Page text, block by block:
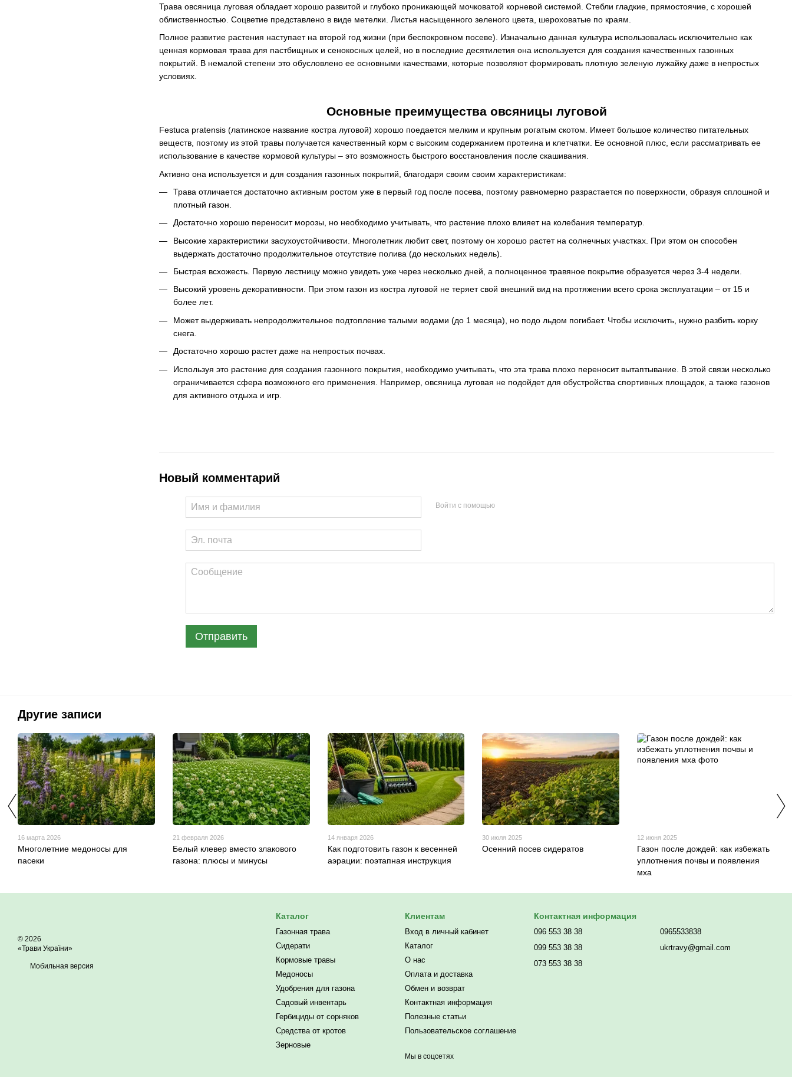
Трава овсяница луговая обладает хорошо развитой и глубоко проникающей мочковатой корневой системой. Стебли гладкие, прямостоячие, с хорошей
облиственностью. Соцветие представлено в виде метелки. Листья насыщенного зеленого цвета, шероховатые по краям.
Полное развитие растения наступает на второй год жизни (при беспокровном посеве). Изначально данная культура использовалась исключительно как
ценная кормовая трава для пастбищных и сенокосных целей, но в последние десятилетия она используется для создания качественных газонных
покрытий. В немалой степени это обусловлено ее основными качествами, которые позволяют формировать плотную зеленую лужайку даже в непростых
условиях.
Основные преимущества овсяницы луговой
Festuca pratensis (латинское название костра луговой) хорошо поедается мелким и крупным рогатым скотом. Имеет большое количество питательных
веществ, поэтому из этой травы получается качественный корм с высоким содержанием протеина и клетчатки. Ее основной плюс, если рассматривать ее
использование в качестве кормовой культуры – это возможность быстрого восстановления после скашивания.
Активно она используется и для создания газонных покрытий, благодаря своим своим характеристикам:
Трава отличается достаточно активным ростом уже в первый год после посева, поэтому равномерно разрастается по поверхности, образуя сплошной и
плотный газон.
Достаточно хорошо переносит морозы, но необходимо учитывать, что растение плохо влияет на колебания температур.
Высокие характеристики засухоустойчивости. Многолетник любит свет, поэтому он хорошо растет на солнечных участках. При этом он способен
выдержать достаточно продолжительное отсутствие полива (до нескольких недель).
Быстрая всхожесть. Первую лестницу можно увидеть уже через несколько дней, а полноценное травяное покрытие образуется через 3-4 недели.
Высокий уровень декоративности. При этом газон из костра луговой не теряет свой внешний вид на протяжении всего срока эксплуатации – от 15 и
более лет.
Может выдерживать непродолжительное подтопление талыми водами (до 1 месяца), но подо льдом погибает. Чтобы исключить, нужно разбить корку
снега.
Достаточно хорошо растет даже на непростых почвах.
Используя это растение для создания газонного покрытия, необходимо учитывать, что эта трава плохо переносит вытаптывание. В этой связи несколько
ограничивается сфера возможного его применения. Например, овсяница луговая не подойдет для обустройства спортивных площадок, а также газонов
для активного отдыха и игр.
Новый комментарий
Войти с помощью
Отправить
Другие записи
16 марта 2026
Многолетние медоносы для
пасеки
21 февраля 2026
Белый клевер вместо злакового
газона: плюсы и минусы
14 января 2026
Как подготовить газон к весенней
аэрации: поэтапная инструкция
30 июля 2025
Осенний посев сидератов
12 июня 2025
Газон после дождей: как избежать
уплотнения почвы и появления
мха
© 2026
«Трави України»
Мобильная версия
Каталог
Газонная трава
Сидерати
Кормовые травы
Медоносы
Удобрения для газона
Садовый инвентарь
Гербициды от сорняков
Средства от кротов
Зерновые
Клиентам
Вход в личный кабинет
Каталог
О нас
Оплата и доставка
Обмен и возврат
Контактная информация
Полезные статьи
Пользовательское соглашение
Мы в соцсетях
Контактная информация
096 553 38 38
099 553 38 38
073 553 38 38
0965533838
ukrtravy@gmail.com